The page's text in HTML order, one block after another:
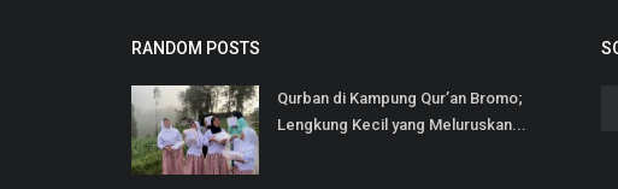
RANDOM POSTS
Qurban di Kampung Qur’an Bromo;
Lengkung Kecil yang Meluruskan...